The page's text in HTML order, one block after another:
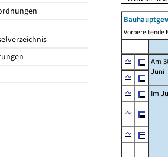
Vorbereitende
Am
Juni
Im